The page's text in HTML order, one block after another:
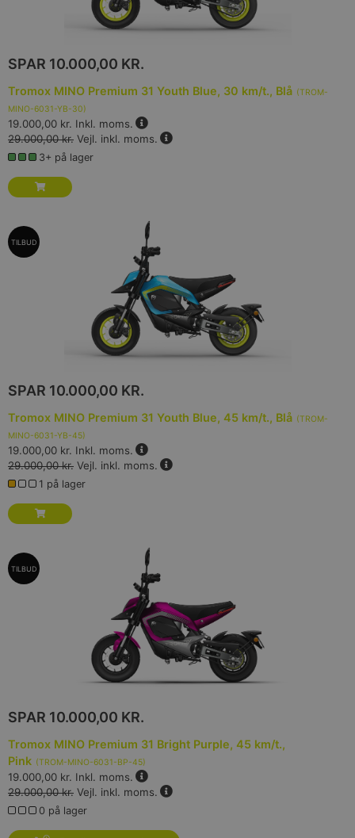
SPAR 10.000,00 KR.
Tromox MINO Premium 31 Youth Blue, 30 km/t., Blå (TROM-
MINO-6031-YB-30)
19.000,00 kr. Inkl. moms.
29.000,00 kr. Vejl. inkl. moms.
3+ på lager
TILBUD
SPAR 10.000,00 KR.
Tromox MINO Premium 31 Youth Blue, 45 km/t., Blå (TROM-
MINO-6031-YB-45)
19.000,00 kr. Inkl. moms.
29.000,00 kr. Vejl. inkl. moms.
1 på lager
TILBUD
SPAR 10.000,00 KR.
Tromox MINO Premium 31 Bright Purple, 45 km/t.,
Pink (TROM-MINO-6031-BP-45)
19.000,00 kr. Inkl. moms.
29.000,00 kr. Vejl. inkl. moms.
0 på lager